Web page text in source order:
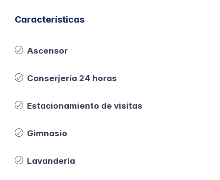
Características
Ascensor
Conserjería 24 horas
Estacionamiento de visitas
Gimnasio
Lavandería